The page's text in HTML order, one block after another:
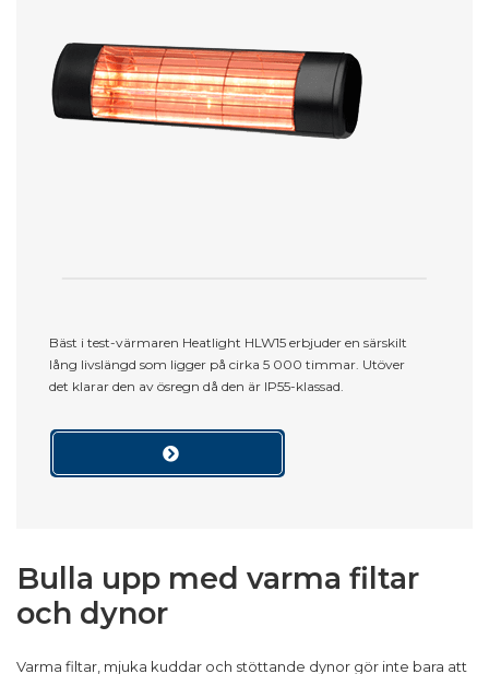
Bäst i test-värmaren Heatlight HLW15 erbjuder en särskilt
lång livslängd som ligger på cirka 5 000 timmar. Utöver
det klarar den av ösregn då den är IP55-klassad.
Bulla upp med varma filtar
och dynor
Varma filtar, mjuka kuddar och stöttande dynor gör inte bara att